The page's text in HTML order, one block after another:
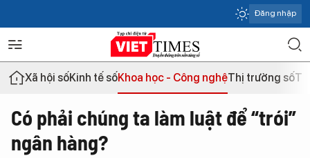
Đăng nhập
Xã hội sốKinh tế sốKhoa học - Công nghệThị trường số
Có phải chúng ta làm luật để “trói”
ngân hàng?